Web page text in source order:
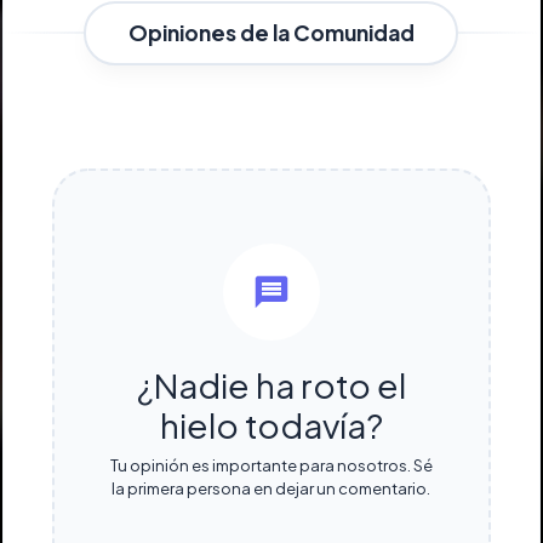
Opiniones de la Comunidad
¿Nadie ha roto el
hielo todavía?
Tu opinión es importante para nosotros. Sé
la primera persona en dejar un comentario.